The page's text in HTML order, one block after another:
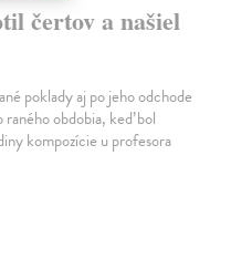
čertov a našiel
poklady aj po jeho odchode
raného obdobia, keď bol
kompozície u profesora